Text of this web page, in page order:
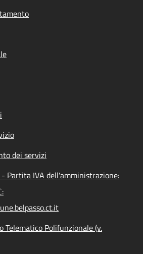
dei servizi
- Partita IVA dell'amministrazione:
Telematico Polifunzionale (v.